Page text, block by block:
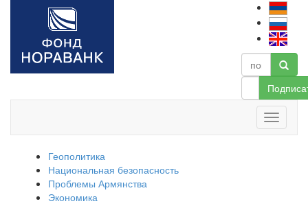
Геополитика
Национальная безопасность
Проблемы Армянства
Экономика